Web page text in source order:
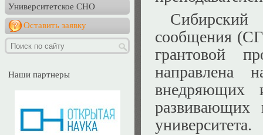
Университетское СНО
Оставить заявку
Наши партнеры
Сибирский
сообщения
грантовой
направлена
внедряющих
университета.